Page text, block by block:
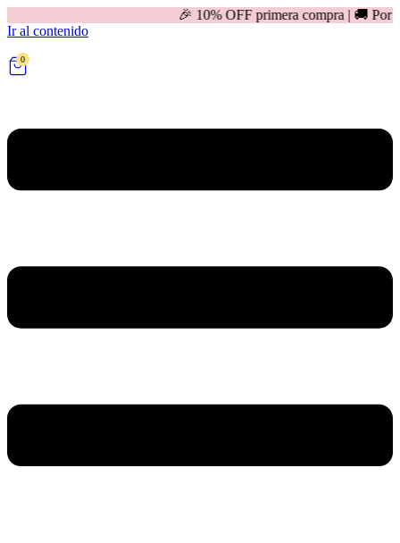
🎉 10% OFF primera compra | 🚚 Por compras
Ir al contenido
0